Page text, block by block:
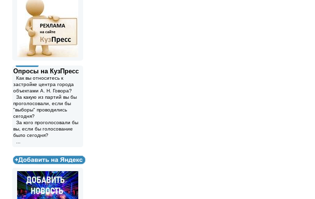
Опросы на КузПресс
Как вы относитесь к
застройке центра города
объектами А. Н. Говора?
За какую из партий вы бы
проголосовали, если бы
"выборы" проводились
сегодня?
За кого проголосовали бы
вы, если бы голосование
было сегодня?